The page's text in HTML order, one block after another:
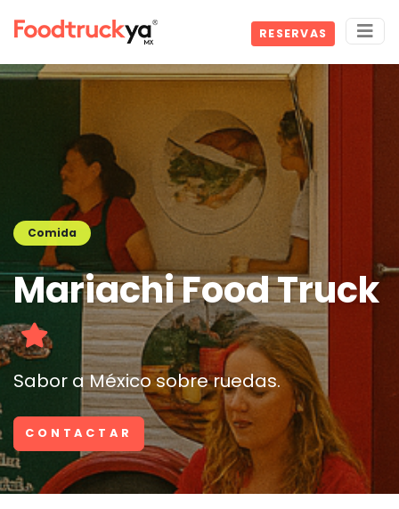
RESERVAS
Comida
Mariachi Food Truck
Sabor a México sobre ruedas.
CONTACTAR